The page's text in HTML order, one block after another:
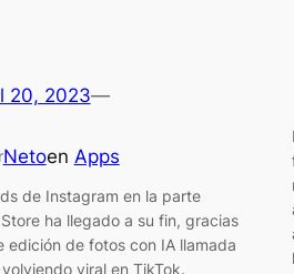
20, 2023—
Netoen Apps
de Instagram en la parte
ha llegado a su fin, gracias
edición de fotos con IA llamada
viral en TikTok.